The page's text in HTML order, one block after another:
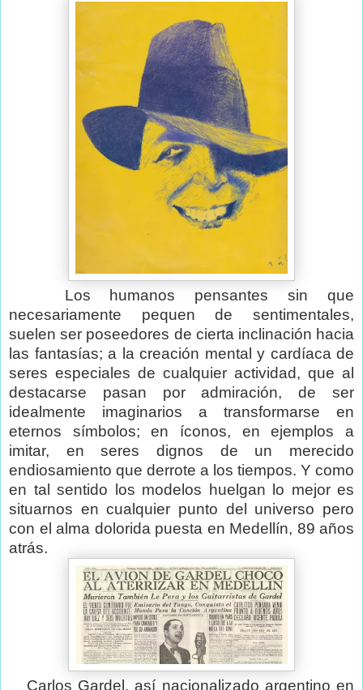
Los humanos pensantes sin que
necesariamente pequen de sentimentales,
suelen ser poseedores de cierta inclinación hacia
las fantasías; a la creación mental y cardíaca de
seres especiales de cualquier actividad, que al
destacarse pasan por admiración, de ser
idealmente imaginarios a transformarse en
eternos símbolos; en íconos, en ejemplos a
imitar, en seres dignos de un merecido
endiosamiento que derrote a los tiempos. Y como
en tal sentido los modelos huelgan lo mejor es
situarnos en cualquier punto del universo pero
con el alma dolorida puesta en Medellín, 89 años
atrás.
Carlos Gardel, así nacionalizado argentino en